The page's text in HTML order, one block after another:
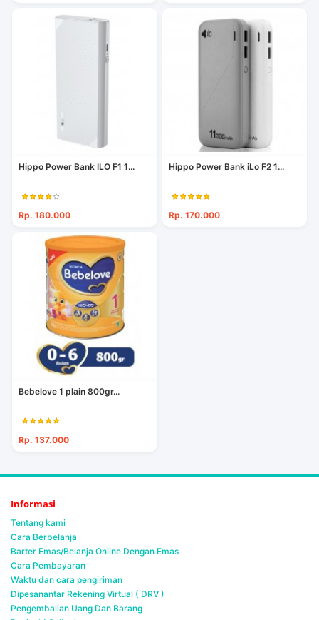
Hippo Power Bank ILO F1 1...
Rp. 180.000
Hippo Power Bank iLo F2 1...
Rp. 170.000
Bebelove 1 plain 800gr...
Rp. 137.000
Informasi
Tentang kami
Cara Berbelanja
Barter Emas/Belanja Online Dengan Emas
Cara Pembayaran
Waktu dan cara pengiriman
Dipesanantar Rekening Virtual ( DRV )
Pengembalian Uang Dan Barang